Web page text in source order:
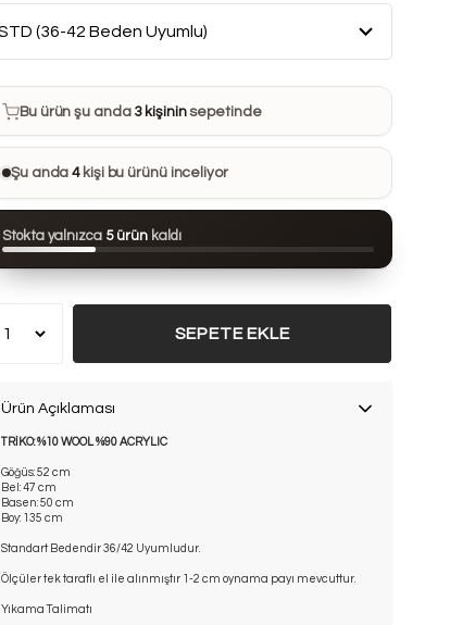
Bu ürün son 7 günde16 kezsatın alındı
Bu ürün şu anda 3 kişininsepetinde
Bu ürünü 30 kişi favorilerine ekledi
Bu ürün son 24 saatte44 kezgörüntülendi
Şu anda4kişi bu ürünü inceliyor
Stokta yalnızca 5 ürün kaldı
SEPETE EKLE
Ürün Açıklaması
TRİKO: %10 WOOL %90 ACRYLIC
Göğüs: 52 cm
Bel: 47 cm
Basen: 50 cm
Boy: 135 cm
Standart Bedendir 36/42 Uyumludur.
Ölçüler tek taraflı el ile alınmıştır 1-2 cm oynama payı mevcuttur.
Yıkama Talimatı